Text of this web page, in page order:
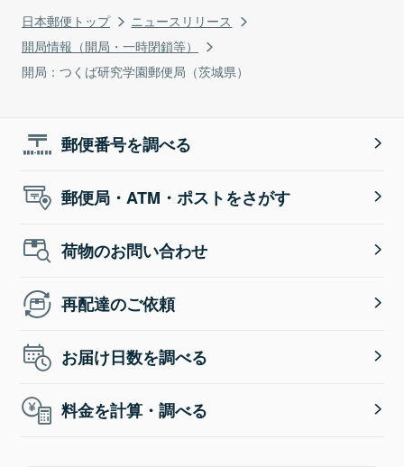
日本郵便トップ
ニュースリリース
開局情報（開局・一時閉鎖等）
開局：つくば研究学園郵便局（茨城県）
郵便番号を調べる
郵便局・ATM・ポストをさがす
荷物のお問い合わせ
再配達のご依頼
お届け日数を調べる
料金を計算・調べる